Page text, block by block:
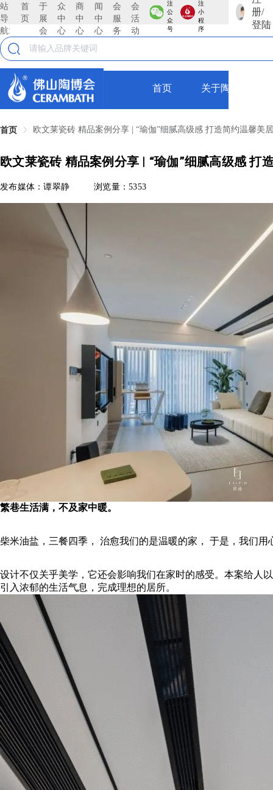
站
导
航:
首
页
于
展
会
众
中
心
商
中
心
闻
中
心
会
服
务
会
活
动
注
公
众
号
注
小
程
序
册/
登陆
首页 关于陶博会
首页 欧文莱瓷砖 精品案例分享 | “瑜伽”细腻高级感 打造简约温馨美居
欧文莱瓷砖 精品案例分享 | “瑜伽”细腻高级感 打
发布媒体：谭翠静 浏览量：5353
繁巷生活满，不及家中暖。
柴米油盐，三餐四季， 治愈我们的是温暖的家， 于是，我们用
设计不仅关乎美学，它还会影响我们在家时的感受。本案给人
引入浓郁的生活气息，完成理想的居所。